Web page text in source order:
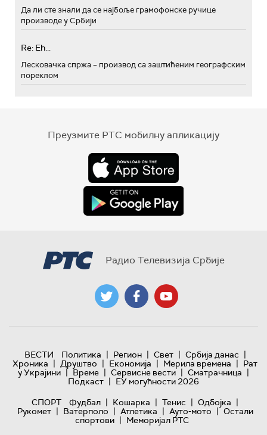
Да ли сте знали да се најбоље грамофонске ручице
производе у Србији
Re: Eh...
Лесковачка спржа – производ са заштићеним географским
пореклом
Преузмите РТС мобилну апликацију
Радио Телевизија Србије
ВЕСТИ Политика | Регион | Свет | Србија данас |
Хроника | Друштво | Економија | Мерила времена | Рат
у Украјини | Време | Сервисне вести | Сматрачница |
Подкаст | ЕУ могућности 2026
СПОРТ
Фудбал | Кошарка | Тенис | Одбојка |
Рукомет | Ватерполо | Атлетика | Ауто-мото | Остали
спортови | Меморијал РТС